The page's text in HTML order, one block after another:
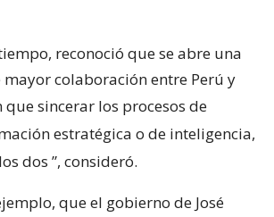
reconoció que se abre una
colaboración entre Perú y
que sincerar los procesos de
estratégica o de inteligencia,
dos ”, consideró.
que el gobierno de José